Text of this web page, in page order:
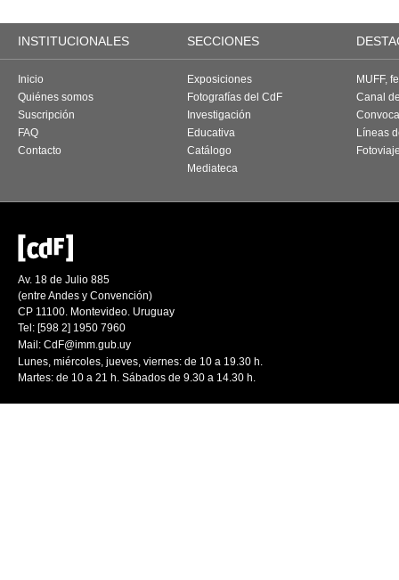
INSTITUCIONALES SECCIONES
Inicio
Quiénes somos
Suscripción
FAQ
Contacto
Exposiciones
Fotografías del CdF
Investigación
Educativa
Catálogo
Mediateca
MUFF,
Canal
Líneas
Av. 18 de Julio 885
(entre Andes y Convención)
CP 11100. Montevideo. Uruguay
Tel: [598 2] 1950 7960
Mail: CdF@imm.gub.uy
Lunes, miércoles, jueves, viernes: de 10 a 19.30 h.
Martes: de 10 a 21 h. Sábados de 9.30 a 14.30 h.